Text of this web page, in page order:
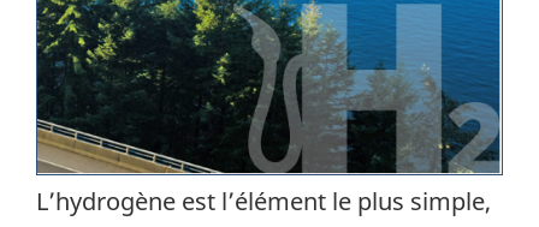
L’hydrogène est l’élément le plus simple,